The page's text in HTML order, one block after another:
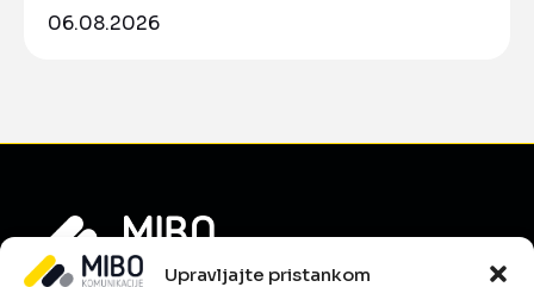
Upravljajte pristankom
06.08.2026